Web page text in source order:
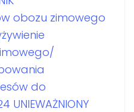
obozu zimowego
do
UNIEWAŻNIONY